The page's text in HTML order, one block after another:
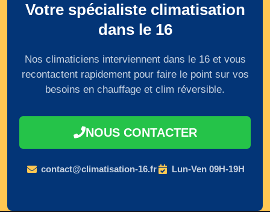
Votre spécialiste climatisation
dans le 16
Nos climaticiens interviennent dans le 16 et vous
recontactent rapidement pour faire le point sur vos
besoins en chauffage et clim réversible.
NOUS CONTACTER
contact@climatisation-16.fr Lun-Ven 09H-19H